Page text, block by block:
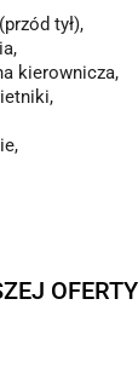
tył),
kierownicza,